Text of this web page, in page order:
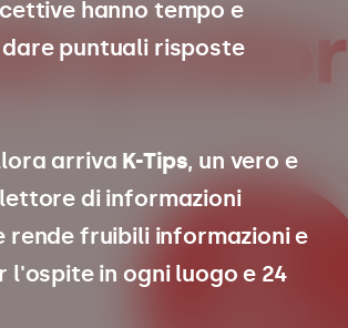
hanno tempo e
puntuali risposte
arriva K-Tips, un vero e
di informazioni
rende fruibili informazioni e
l'ospite in ogni luogo e 24